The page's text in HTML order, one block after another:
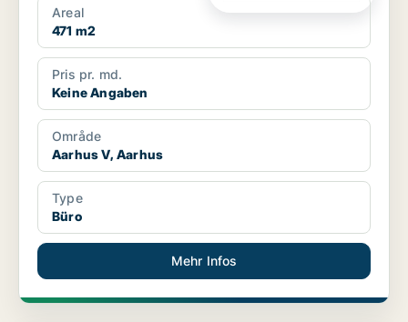
Areal
471 m2
Pris pr. md.
Keine Angaben
Område
Aarhus V, Aarhus
Type
Büro
Mehr Infos